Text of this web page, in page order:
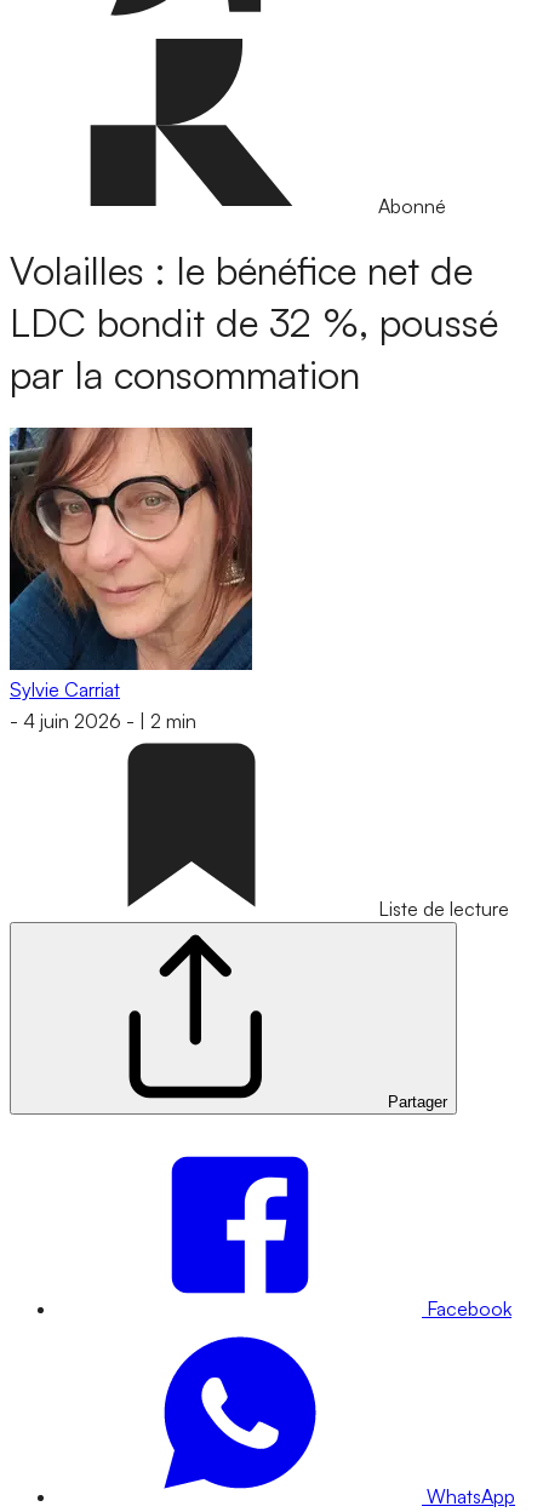
Abonné
Volailles : le bénéfice net de
LDC bondit de 32 %, poussé
par la consommation
Sylvie Carriat
- 4 juin 2026 - 2 min
Liste de lecture
Partager
Facebook
WhatsApp